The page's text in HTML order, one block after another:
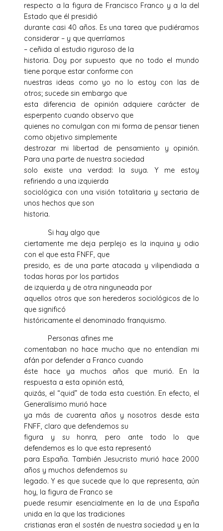
respecto a la figura de Francisco Franco y a la del
Estado que él presidió
durante casi 40 años. Es una tarea que pudiéramos
considerar – y que querríamos
– ceñida al estudio riguroso de la
historia. Doy por supuesto que no todo el mundo
tiene porque estar conforme con
nuestras ideas como yo no lo estoy con las de
otros; sucede sin embargo que
esta diferencia de opinión adquiere carácter de
esperpento cuando observo que
quienes no comulgan con mi forma de pensar tienen
como objetivo simplemente
destrozar mi libertad de pensamiento y opinión.
Para una parte de nuestra sociedad
solo existe una verdad: la suya. Y me estoy
refiriendo a una izquierda
sociológica con una visión totalitaria y sectaria de
unos hechos que son
historia.
Si hay algo que
ciertamente me deja perplejo es la inquina y odio
con el que esta FNFF, que
presido, es de una parte atacada y vilipendiada a
todas horas por los partidos
de izquierda y de otra ninguneada por
aquellos otros que son herederos sociológicos de lo
que significó
históricamente el denominado franquismo.
Personas afines me
comentaban no hace mucho que no entendían mi
afán por defender a Franco cuando
éste hace ya muchos años que murió. En la
respuesta a esta opinión está,
quizás, el “quid” de toda esta cuestión. En efecto, el
Generalísimo murió hace
ya más de cuarenta años y nosotros desde esta
FNFF, claro que defendemos su
figura y su honra, pero ante todo lo que
defendemos es lo que esta representó
para España. También Jesucristo murió hace 2000
años y muchos defendemos su
legado. Y es que sucede que lo que representa, aún
hoy, la figura de Franco se
puede resumir esencialmente en la de una España
unida en la que las tradiciones
cristianas eran el sostén de nuestra sociedad y en la